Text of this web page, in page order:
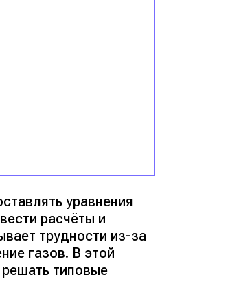
уравнения
расчёты и
трудности из-за
газов. В этой
типовые